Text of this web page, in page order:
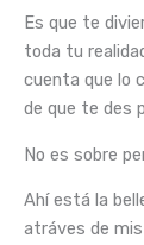
Es que te
toda tu
cuenta que lo
de que te des
No es sobre
Ahí está la
atráves de